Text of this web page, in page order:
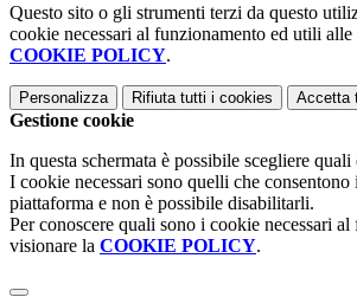
Questo sito o gli strumenti terzi da questo
cookie necessari al funzionamento ed utili
COOKIE POLICY.
Personalizza Rifiuta tutti i cookies Accetta
Gestione cookie
In questa schermata è possibile scegliere
I cookie necessari sono quelli che
piattaforma e non è possibile disabilitarli.
Per conoscere quali sono i cookie necessari
visionare la COOKIE POLICY.